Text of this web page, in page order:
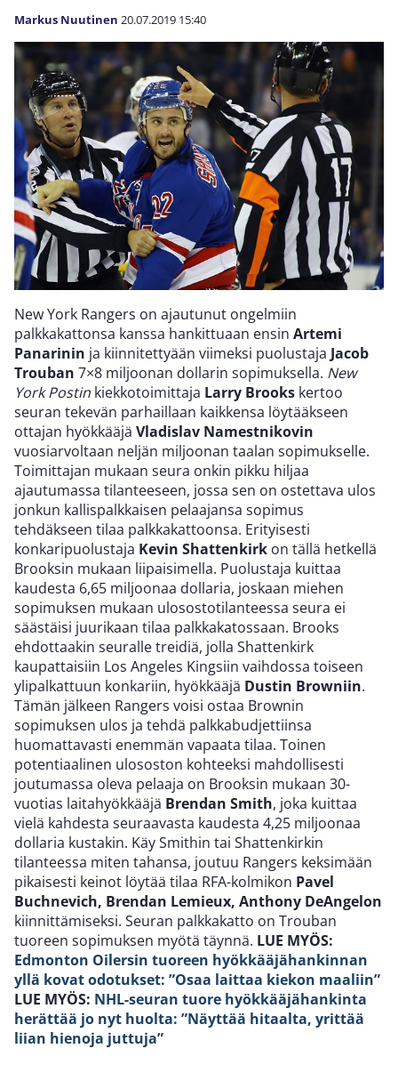
Markus Nuutinen 20.07.2019 15:40
New York Rangers on ajautunut ongelmiin
palkkakattonsa kanssa hankittuaan ensin Artemi
Panarinin ja kiinnitettyään viimeksi puolustaja Jacob
Trouban 7×8 miljoonan dollarin sopimuksella. New
York Postin kiekkotoimittaja Larry Brooks kertoo
seuran tekevän parhaillaan kaikkensa löytääkseen
ottajan hyökkääjä Vladislav Namestnikovin
vuosiarvoltaan neljän miljoonan taalan sopimukselle.
Toimittajan mukaan seura onkin pikku hiljaa
ajautumassa tilanteeseen, jossa sen on ostettava ulos
jonkun kallispalkkaisen pelaajansa sopimus
tehdäkseen tilaa palkkakattoonsa. Erityisesti
konkaripuolustaja Kevin Shattenkirk on tällä hetkellä
Brooksin mukaan liipaisimella. Puolustaja kuittaa
kaudesta 6,65 miljoonaa dollaria, joskaan miehen
sopimuksen mukaan ulosostotilanteessa seura ei
säästäisi juurikaan tilaa palkkakatossaan. Brooks
ehdottaakin seuralle treidiä, jolla Shattenkirk
kaupattaisiin Los Angeles Kingsiin vaihdossa toiseen
ylipalkattuun konkariin, hyökkääjä Dustin Browniin.
Tämän jälkeen Rangers voisi ostaa Brownin
sopimuksen ulos ja tehdä palkkabudjettiinsa
huomattavasti enemmän vapaata tilaa. Toinen
potentiaalinen ulososton kohteeksi mahdollisesti
joutumassa oleva pelaaja on Brooksin mukaan 30-
vuotias laitahyökkääjä Brendan Smith, joka kuittaa
vielä kahdesta seuraavasta kaudesta 4,25 miljoonaa
dollaria kustakin. Käy Smithin tai Shattenkirkin
tilanteessa miten tahansa, joutuu Rangers keksimään
pikaisesti keinot löytää tilaa RFA-kolmikon Pavel
Buchnevich, Brendan Lemieux, Anthony DeAngelon
kiinnittämiseksi. Seuran palkkakatto on Trouban
tuoreen sopimuksen myötä täynnä. LUE MYÖS:
Edmonton Oilersin tuoreen hyökkääjähankinnan
yllä kovat odotukset: ”Osaa laittaa kiekon maaliin”
LUE MYÖS: NHL-seuran tuore hyökkääjähankinta
herättää jo nyt huolta: ”Näyttää hitaalta, yrittää
liian hienoja juttuja”